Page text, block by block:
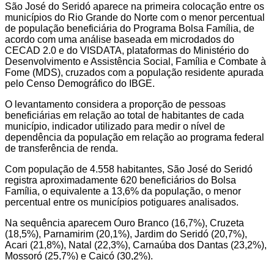
São José do Seridó aparece na primeira colocação entre os
municípios do Rio Grande do Norte com o menor percentual
de população beneficiária do Programa Bolsa Família, de
acordo com uma análise baseada em microdados do
CECAD 2.0 e do VISDATA, plataformas do Ministério do
Desenvolvimento e Assistência Social, Família e Combate à
Fome (MDS), cruzados com a população residente apurada
pelo Censo Demográfico do IBGE.
O levantamento considera a proporção de pessoas
beneficiárias em relação ao total de habitantes de cada
município, indicador utilizado para medir o nível de
dependência da população em relação ao programa federal
de transferência de renda.
Com população de 4.558 habitantes, São José do Seridó
registra aproximadamente 620 beneficiários do Bolsa
Família, o equivalente a 13,6% da população, o menor
percentual entre os municípios potiguares analisados.
Na sequência aparecem Ouro Branco (16,7%), Cruzeta
(18,5%), Parnamirim (20,1%), Jardim do Seridó (20,7%),
Acari (21,8%), Natal (22,3%), Carnaúba dos Dantas (23,2%),
Mossoró (25,7%) e Caicó (30,2%).